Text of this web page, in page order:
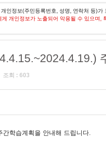
인정보(주민등록번호, 성명, 연락처 등)가
개인정보가 노출되어 악용될 수 있으며,
조회 : 603
간학습계획을 안내해 드립니다.